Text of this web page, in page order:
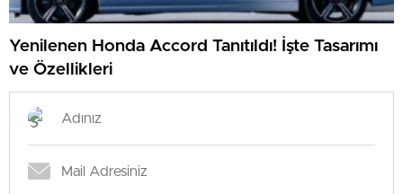
Yenilenen Honda Accord Tanıtıldı! İşte Tasarımı
ve Özellikleri